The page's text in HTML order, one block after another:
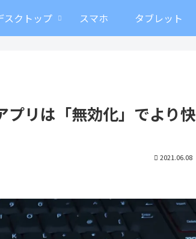
スクトップ スマホ タブレット
リは「無効化」でより快
2021.06.08